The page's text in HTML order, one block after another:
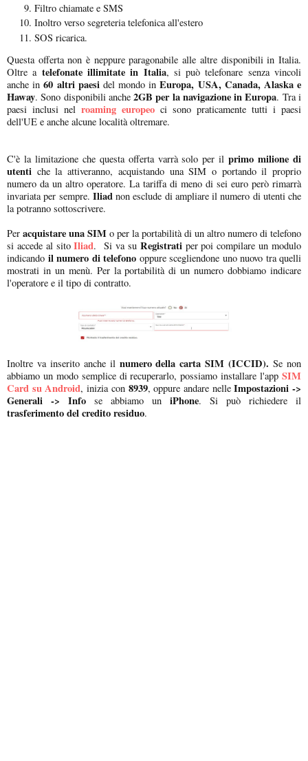
Filtro chiamate e SMS
Inoltro verso segreteria telefonica all'estero
SOS ricarica.
Questa offerta non è neppure paragonabile alle altre disponibili in Italia.
Oltre a telefonate illimitate in Italia, si può telefonare senza vincoli
anche in 60 altri paesidel mondo in Europa, USA, Canada, Alaska e
Haway. Sono disponibili anche2GB per la navigazione in Europa. Tra i
paesi inclusi nel roaming europeo ci sono praticamente tutti i paesi
dell'UE e anche alcune località oltremare.
C'è la limitazione che questa offerta varrà solo per ilprimo milione di
utenti che la attiveranno, acquistando una SIM o portando il proprio
numero da un altro operatore. La tariffa di meno di sei euro però rimarrà
invariata per sempre. Iliadnon esclude di ampliare il numero di utenti che
la potranno sottoscrivere.
Per acquistare una SIM o per la portabilità di un altro numero di telefono
si accede al sitoIliad. Si va su Registrati per poi compilare un modulo
indicando il numero di telefono oppure scegliendone uno nuovo tra quelli
mostrati in un menù. Per la portabilità di un numero dobbiamo indicare
l'operatore e il tipo di contratto.
Inoltre va inserito anche il numero della carta SIM (ICCID). Se non
abbiamo un modo semplice di recuperarlo, possiamo installare l'app SIM
Card su Android, inizia con8939, oppure andare nelleImpostazioni ->
Generali -> Info se abbiamo un iPhone. Si può richiedere il
trasferimento del credito residuo.